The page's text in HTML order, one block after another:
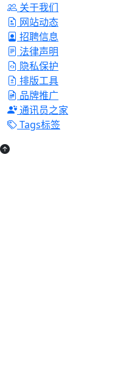
关于我们
网站动态
招聘信息
法律声明
隐私保护
排版工具
品牌推广
通讯员之家
Tags标签